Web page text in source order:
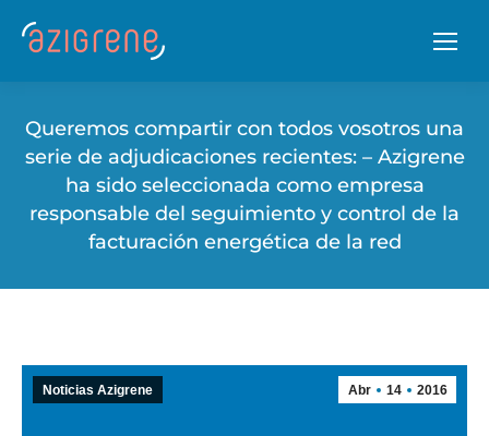
Queremos compartir con todos vosotros una
serie de adjudicaciones recientes: – Azigrene
ha sido seleccionada como empresa
responsable del seguimiento y control de la
facturación energética de la red
Abr 14 2016
Noticias Azigrene